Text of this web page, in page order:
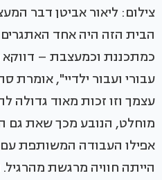
צילום: ליאור אביטן דבר
הבית הזה היה אחד האתגרים
כמתכננת וכמעצבת –
עבורי ועבור ילדיי", אומרת
עצמך וזו זכות מאוד גדולה
מוחלט, הנובע מכך שאת גם
אפילו העבודה המשותפת עם
הייתה חוויה מרגשת